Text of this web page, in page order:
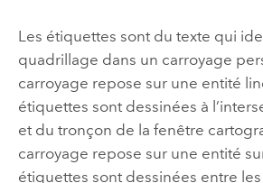
Les étiquettes sont du texte qui
quadrillage dans un carroyage
carroyage repose sur une entité
étiquettes sont dessinées à
et du tronçon de la fenêtre
carroyage repose sur une entité
étiquettes sont dessinées entre